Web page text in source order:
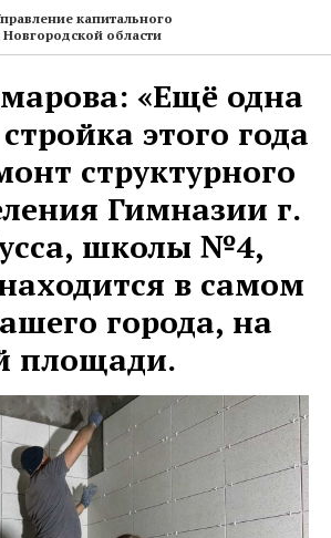
капитального
Новгородской области
«Ещё одна
этого года
структурного
Гимназии г.
школы №4,
в самом
города, на
площади.